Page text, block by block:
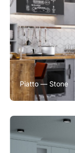
Piatto — Stone